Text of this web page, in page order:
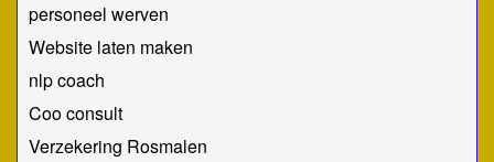
personeel werven
Website laten maken
​nlp coach
Coo consult
Verzekering Rosmalen